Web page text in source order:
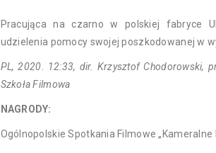
Pracująca na czarno w polskiej fabryce
udzielenia pomocy swojej poszkodowanej w
PL, 2020. 12:33, dir. Krzysztof Chodorowski,
Szkoła Filmowa
NAGRODY:
Ogólnopolskie Spotkania Filmowe